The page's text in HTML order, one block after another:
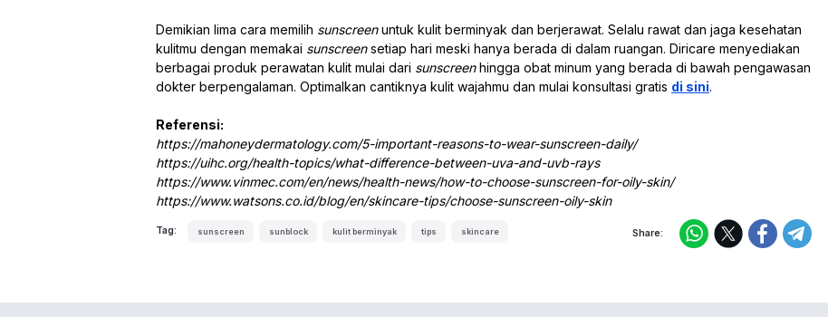
Demikian lima cara memilih sunscreenuntuk kulit berminyak dan berjerawat. Selalu rawat dan jaga kesehatan
kulitmu dengan memakai sunscreensetiap hari meski hanya berada di dalam ruangan. Diricare menyediakan
berbagai produk perawatan kulit mulai dari sunscreenhingga obat minum yang berada di bawah pengawasan
dokter berpengalaman. Optimalkan cantiknya kulit wajahmu dan mulai konsultasi gratis di sini.
Referensi:
https://mahoneydermatology.com/5-important-reasons-to-wear-sunscreen-daily/
https://uihc.org/health-topics/what-difference-between-uva-and-uvb-rays
https://www.vinmec.com/en/news/health-news/how-to-choose-sunscreen-for-oily-skin/
https://www.watsons.co.id/blog/en/skincare-tips/choose-sunscreen-oily-skin
Tag: sunscreen sunblock kulit berminyak tips skincare Share: